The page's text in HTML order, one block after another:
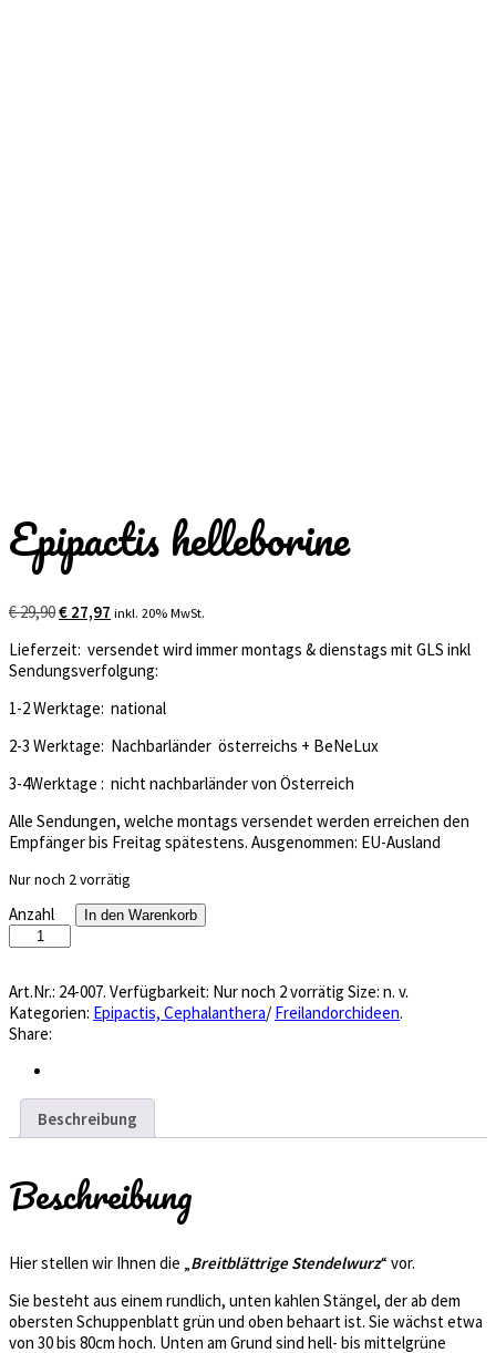
Epipactis helleborine
€29,90Ursprünglicher
war:
€ 29,90
€ 27,97 Aktueller
ist:
€ 27,97.
inkl. 20% MwSt.
Lieferzeit: versendet wird immer montags & dienstags mit GLS inkl
Sendungsverfolgung:
1-2 Werktage: national
2-3 Werktage: Nachbarländer österreichs + BeNeLux
3-4Werktage : nicht nachbarländer von Österreich
Alle Sendungen, welche montags versendet werden erreichen den
Empfänger bis Freitag spätestens. Ausgenommen: EU-Ausland
Nur noch 2 vorrätig
Anzahl In den Warenkorb
Art.Nr.: 24-007. Verfügbarkeit: Nur noch 2 vorrätig Size: n. v.
Kategorien: Epipactis, Cephalanthera/ Freilandorchideen.
Share:
Beschreibung
Beschreibung
Hier stellen wir Ihnen die „Breitblättrige Stendelwurz“ vor.
Sie besteht aus einem rundlich, unten kahlen Stängel, der ab dem
obersten Schuppenblatt grün und oben behaart ist. Sie wächst etwa
von 30 bis 80cm hoch. Unten am Grund sind hell- bis mittelgrüne